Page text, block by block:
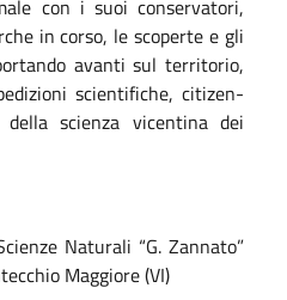
con i suoi conservatori,
in corso, le scoperte e gli
avanti sul territorio,
scientifiche, citizen-
della scienza vicentina dei
Naturali “G. Zannato”
Maggiore (VI)